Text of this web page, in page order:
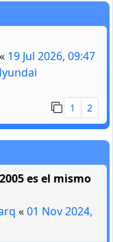
« 19 Jul 2026, 09:47
1 2
es el mismo
«01 Nov 2024,